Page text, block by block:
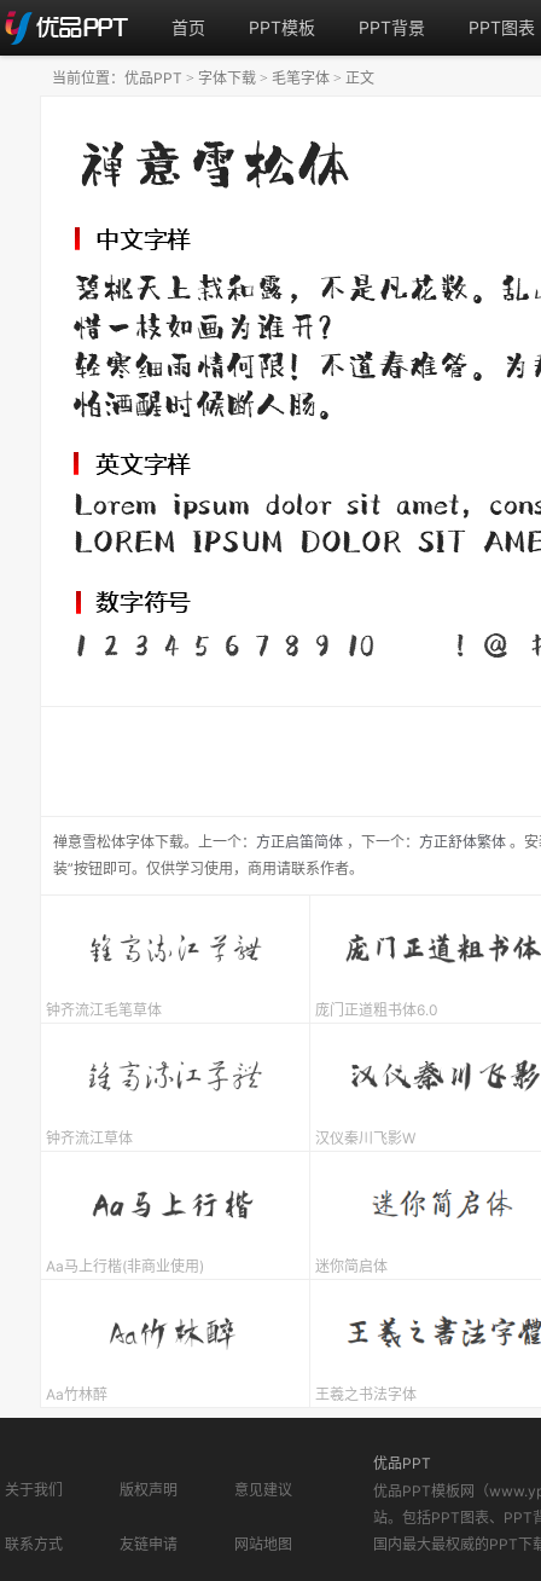
首页 PPT模板 PPT背景 PPT图表
禅意雪松体字体下载。 上一个： 方正启笛简体 ， 下一个： 方正舒体繁体 。
装”按钮即可。仅供学习使用，商用请联系作者。
当前位置： 优品PPT > 字体下载 > 毛笔字体 > 正文
钟齐流江毛笔草体 庞门正道粗书体6.0
钟齐流江草体 汉仪秦川飞影W
Aa马上行楷(非商业使用) 迷你简启体
Aa竹林醉 王羲之书法字体
关于我们 版权声明 意见建议
联系方式 友链申请 网站地图
优品PPT
优品PPT模板网（
站。包括PPT图表、PPT
国内最大最权威的PPT下